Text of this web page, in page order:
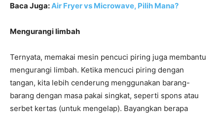
Baca Juga:Air Fryer vs Microwave, Pilih Mana?
Mengurangi limbah
Ternyata, memakai mesin pencuci piring juga membantu
mengurangi limbah. Ketika mencuci piring dengan
tangan, kita lebih cenderung menggunakan barang-
barang dengan masa pakai singkat, seperti spons atau
serbet kertas (untuk mengelap). Bayangkan berapa